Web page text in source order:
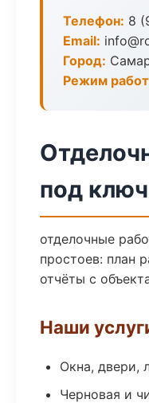
Телефон: 8
Email:
Город:
Режим
под
отделочные
простоев: план
отчёты с
Наши
Окна, двери,
Черновая и